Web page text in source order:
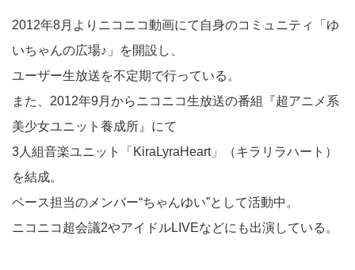
2012年8月よりニコニコ動画にて自身のコミュニティ「ゆ
いちゃんの広場♪」を開設し、
ユーザー生放送を不定期で行っている。
また、2012年9月からニコニコ生放送の番組『超アニメ系
美少女ユニット養成所』にて
3人組音楽ユニット「KiraLyraHeart」（キラリラハート）
を結成。
ベース担当のメンバー“ちゃんゆい”として活動中。
ニコニコ超会議2やアイドルLIVEなどにも出演している。